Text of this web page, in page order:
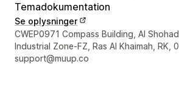
Temadokumentation
Se oplysninger
Se kontaktoplysninger
CWEP0971 Compass Building, Al
Industrial Zone-FZ, Ras Al Khaimah, RK,
support@muup.co